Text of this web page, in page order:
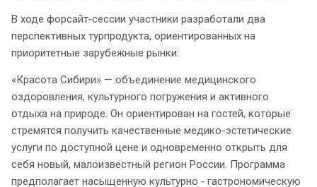
В ходе форсайт‑сессии участники разработали два
перспективных турпродукта, ориентированных на
приоритетные зарубежные рынки:
«Красота Сибири» — объединение медицинского
оздоровления, культурного погружения и активного
отдыха на природе. Он ориентирован на гостей, которые
стремятся получить качественные медико-эстетические
услуги по доступной цене и одновременно открыть для
себя новый, малоизвестный регион России. Программа
предполагает насыщенную культурно ‑ гастрономическую